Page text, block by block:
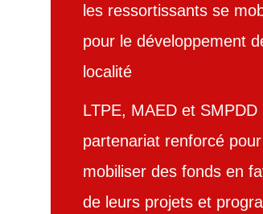
les ressortissants se
pour le développement
localité
LTPE, MAED et SMPDD
partenariat renforcé pour
mobiliser des fonds en
de leurs projets et